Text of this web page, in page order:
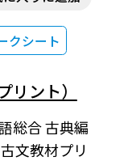
クシート
ント）
総合 古典編
文教材プリ